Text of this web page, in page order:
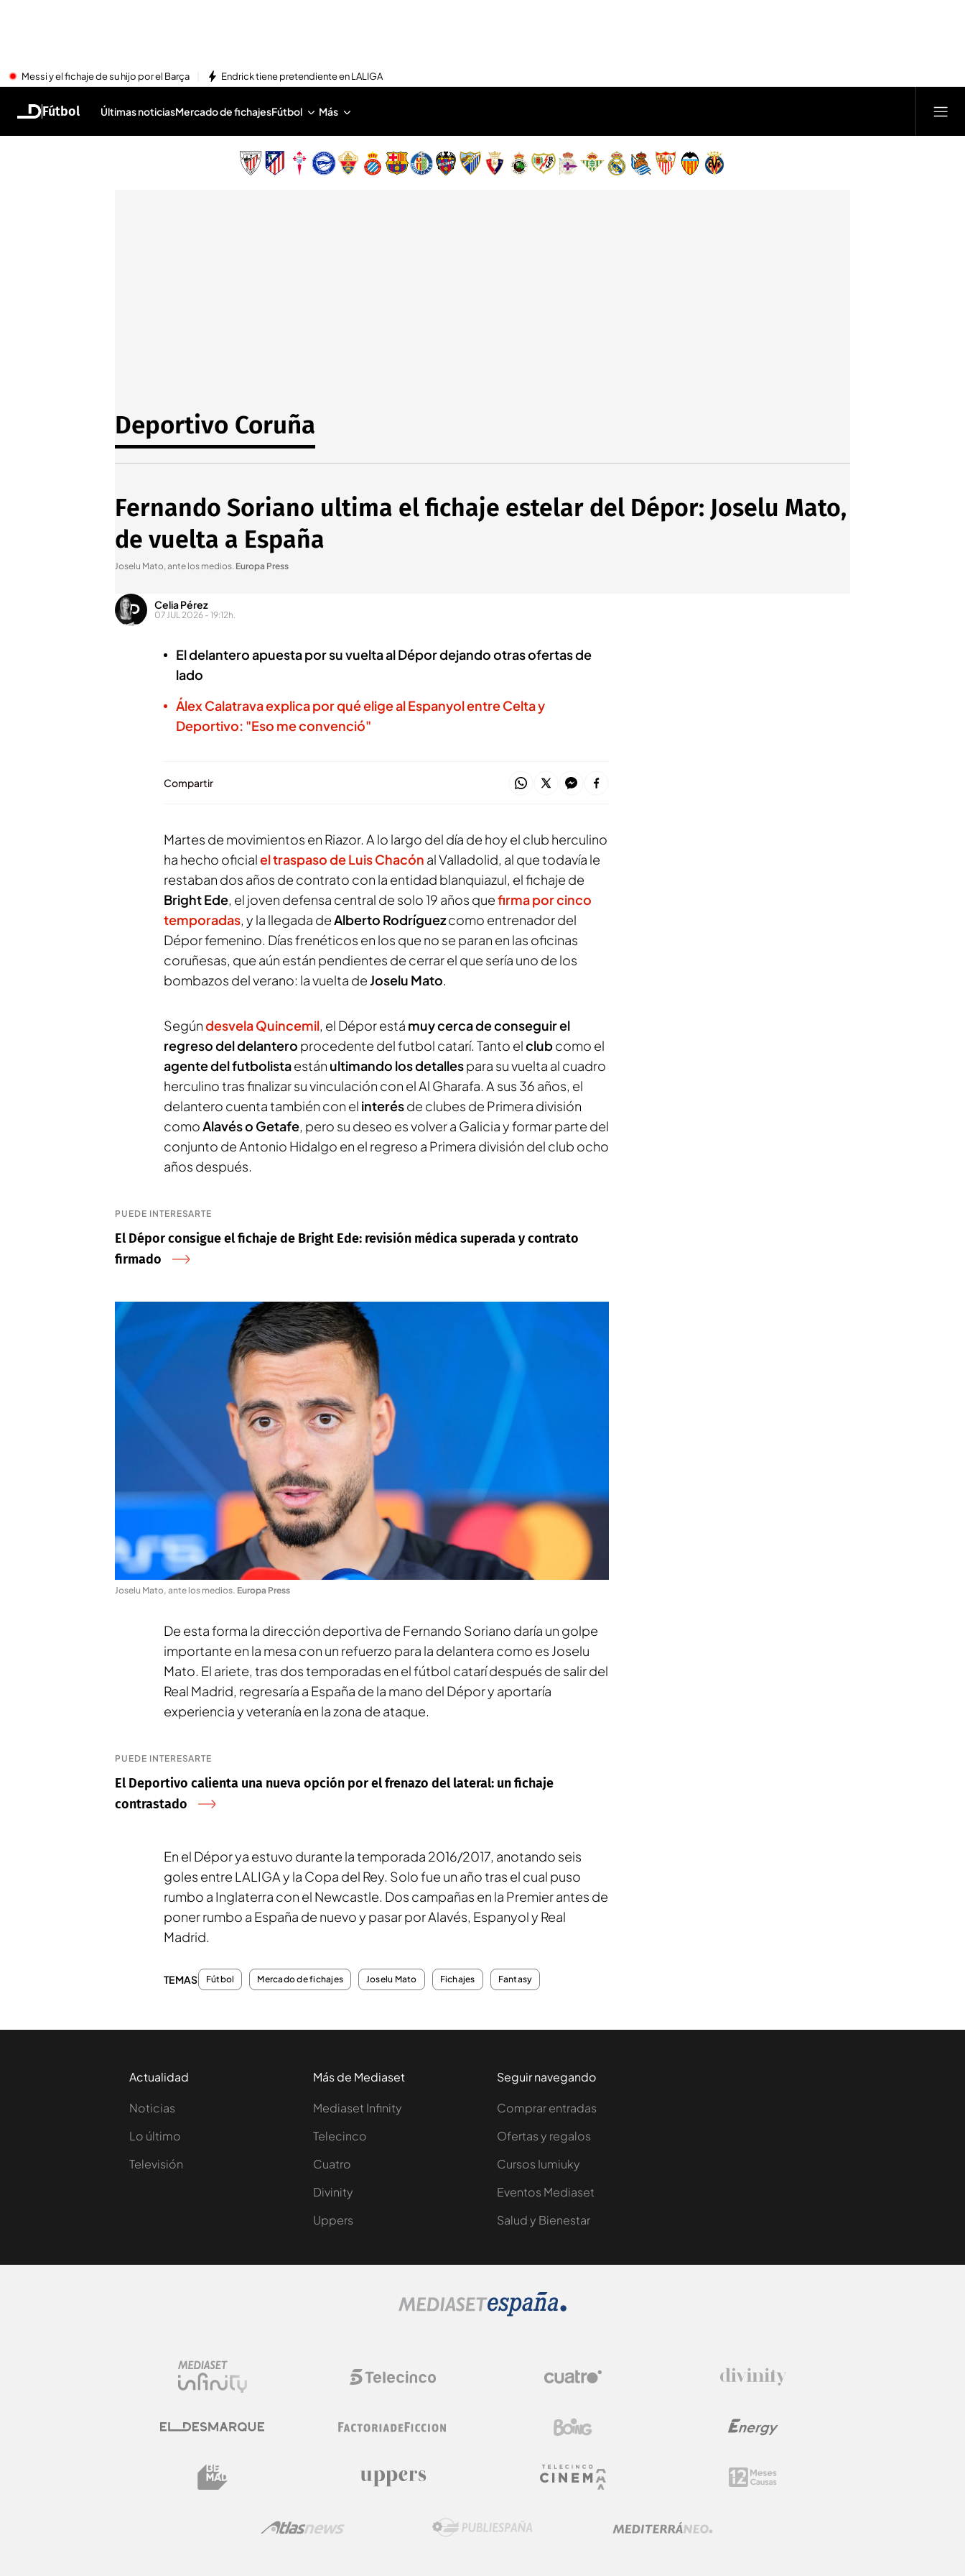
Messi y el fichaje de su hijo por el Barça Endrick tiene pretendiente en LALIGA
Fútbol Últimas noticiasMercado de fichajesFútbol Más
Deportivo Coruña
Fernando Soriano ultima el fichaje estelar del Dépor: Joselu Mato,
de vuelta a España
Joselu Mato, ante los medios. Europa Press
Celia Pérez
07 JUL 2026 - 19:12h.
El delantero apuesta por su vuelta al Dépor dejando otras ofertas de
lado
Álex Calatrava explica por qué elige al Espanyol entre Celta y
Deportivo: "Eso me convenció"
Compartir
Martes de movimientos en Riazor. A lo largo del día de hoy el club herculino
ha hecho oficialel traspaso deLuis Chacón al Valladolid, al que todavía le
restaban dos años de contrato con la entidad blanquiazul, el fichaje de
Bright Ede, el joven defensa central de solo 19 años quefirma por cinco
temporadas, y la llegada deAlberto Rodríguezcomo entrenador del
Dépor femenino. Días frenéticos en los que no se paran en las oficinas
coruñesas, que aún están pendientes de cerrar el que sería uno de los
bombazos del verano: la vuelta deJoselu Mato.
Segúndesvela Quincemil, el Dépor está muy cerca de conseguir el
regreso del delantero procedente del futbol catarí. Tanto elclubcomo el
agente del futbolistaestán ultimando los detallespara su vuelta al cuadro
herculino tras finalizar su vinculación con el Al Gharafa. A sus 36 años, el
delantero cuenta también con el interésde clubes de Primera división
comoAlavés o Getafe, pero su deseo es volver a Galicia y formar parte del
conjunto de Antonio Hidalgo en el regreso a Primera división del club ocho
años después.
PUEDE INTERESARTE
El Dépor consigue el fichaje de Bright Ede: revisión médica superada y contrato
firmado
Joselu Mato, ante los medios. Europa Press
De esta forma la dirección deportiva de Fernando Soriano daría un golpe
importante en la mesa con un refuerzo para la delantera como es Joselu
Mato. El ariete, tras dos temporadas en el fútbol catarí después de salir del
Real Madrid, regresaría a España de la mano del Dépor y aportaría
experiencia y veteranía en la zona de ataque.
PUEDE INTERESARTE
El Deportivo calienta una nueva opción por el frenazo del lateral: un fichaje
contrastado
En el Dépor ya estuvo durante la temporada 2016/2017, anotando seis
goles entre LALIGA y la Copa del Rey. Solo fue un año tras el cual puso
rumbo a Inglaterra con el Newcastle. Dos campañas en la Premier antes de
poner rumbo a España de nuevo y pasar por Alavés, Espanyol y Real
Madrid.
TEMAS Fútbol Mercado de fichajes Joselu Mato Fichajes Fantasy
Actualidad
Noticias
Lo último
Televisión
Más de Mediaset
Mediaset Infinity
Telecinco
Cuatro
Divinity
Uppers
Seguir navegando
Comprar entradas
Ofertas y regalos
Cursos Iumiuky
Eventos Mediaset
Salud y Bienestar